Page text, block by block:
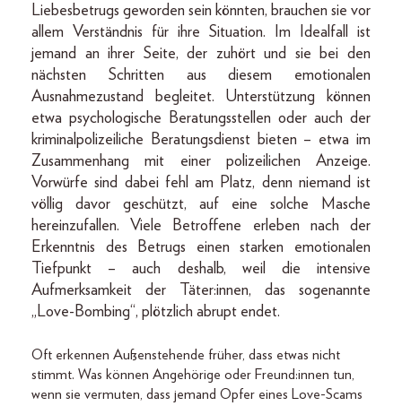
Liebesbetrugs geworden sein könnten, brauchen sie vor
allem Verständnis für ihre Situation. Im Idealfall ist
jemand an ihrer Seite, der zuhört und sie bei den
nächsten Schritten aus diesem emotionalen
Ausnahmezustand begleitet. Unterstützung können
etwa psychologische Beratungsstellen oder auch der
kriminalpolizeiliche Beratungsdienst bieten – etwa im
Zusammenhang mit einer polizeilichen Anzeige.
Vorwürfe sind dabei fehl am Platz, denn niemand ist
völlig davor geschützt, auf eine solche Masche
hereinzufallen. Viele Betroffene erleben nach der
Erkenntnis des Betrugs einen starken emotionalen
Tiefpunkt – auch deshalb, weil die intensive
Aufmerksamkeit der Täter:innen, das sogenannte
„Love-Bombing“, plötzlich abrupt endet.
Oft erkennen Außenstehende früher, dass etwas nicht
stimmt. Was können Angehörige oder Freund:innen tun,
wenn sie vermuten, dass jemand Opfer eines Love-Scams